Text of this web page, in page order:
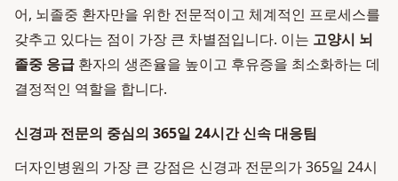
어, 뇌졸중 환자만을 위한 전문적이고 체계적인 프로세스를
갖추고 있다는 점이 가장 큰 차별점입니다. 이는 고양시 뇌
졸중 응급 환자의 생존율을 높이고 후유증을 최소화하는 데
결정적인 역할을 합니다.
신경과 전문의 중심의 365일 24시간 신속 대응팀
더자인병원의 가장 큰 강점은 신경과 전문의가 365일 24시